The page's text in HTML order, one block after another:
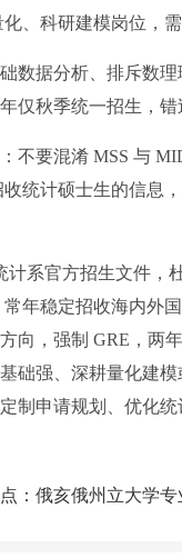
、科研建模岗位，
据分析、排斥数理
仅秋季统一招生，错
要混淆 MSS 与
统计硕士生的信息
系官方招生文件，
常年稳定招收海内外
向，强制 GRE，两
础强、深耕量化建
制申请规划、优化
：俄亥俄州立大学专业